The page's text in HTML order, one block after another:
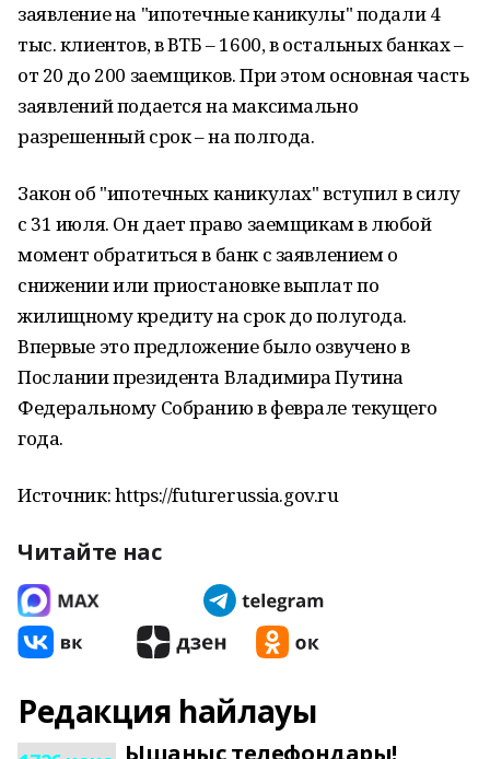
заявление на "ипотечные каникулы" подали 4
тыс. клиентов, в ВТБ – 1600, в остальных банках –
от 20 до 200 заемщиков. При этом основная часть
заявлений подается на максимально
разрешенный срок – на полгода.
Закон об "ипотечных каникулах" вступил в силу
с 31 июля. Он дает право заемщикам в любой
момент обратиться в банк с заявлением о
снижении или приостановке выплат по
жилищному кредиту на срок до полугода.
Впервые это предложение было озвучено в
Послании президента Владимира Путина
Федеральному Собранию в феврале текущего
года.
Источник: https://futurerussia.gov.ru
Читайте нас
Редакция һайлауы
Ышаныс телефондары!